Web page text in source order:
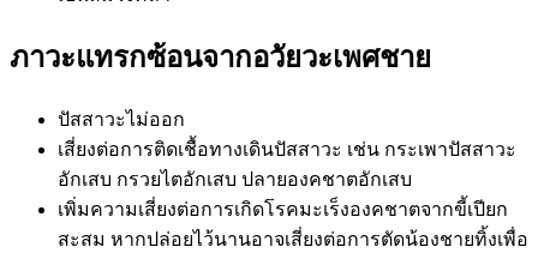
ภาวะแทรกซ้อนจากอวัยวะเพศชาย
ปัสสาวะไม่ออก
เสี่ยงต่อการติดเชื้อทางเดินปัสสาวะ เช่น กระเพาปัสสาวะ
อักเสบ กรวยไตอักเสบ ปลายองคชาตอักเสบ
เพิ่มความเสี่ยงต่อการเกิดโรคมะเร็งองคชาตจากขี้เปียก
สะสม หากปล่อยไว้นานอาจเสี่ยงต่อการตัดน้องชายทิ้งเพื่อ